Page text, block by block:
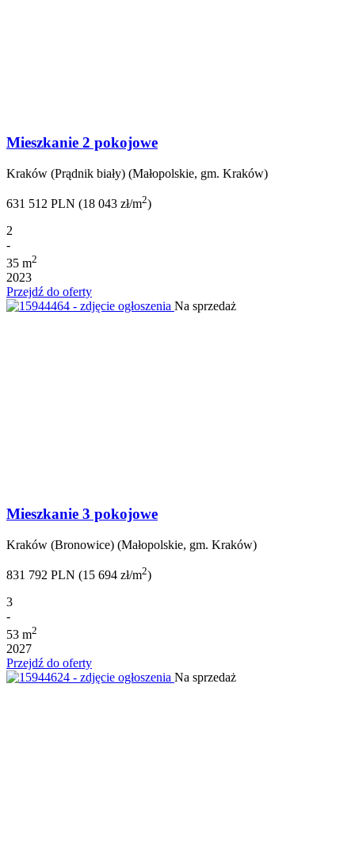
Mieszkanie 2 pokojowe
Kraków (Prądnik biały) (Małopolskie, gm. Kraków)
631 512 PLN (18 043 zł/m2)
2
-
35 m2
2023
Przejdź do oferty
Na sprzedaż
Mieszkanie 3 pokojowe
Kraków (Bronowice) (Małopolskie, gm. Kraków)
831 792 PLN (15 694 zł/m2)
3
-
53 m2
2027
Przejdź do oferty
Na sprzedaż